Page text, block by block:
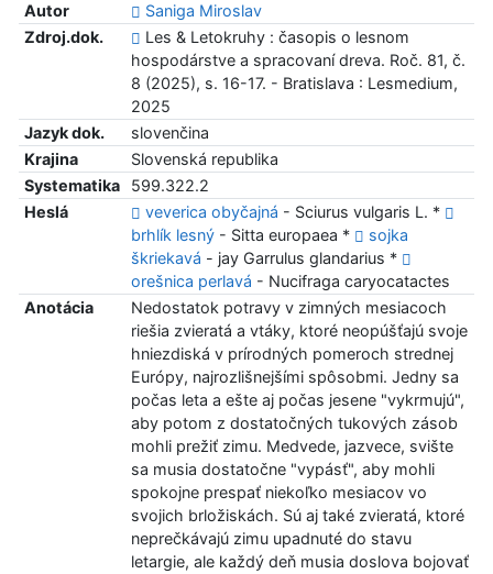
Autor
Saniga Miroslav
Zdroj.dok.
Les & Letokruhy : časopis o lesnom
hospodárstve a spracovaní dreva. Roč. 81, č.
8 (2025), s. 16-17. - Bratislava : Lesmedium,
2025
Jazyk dok.
slovenčina
Krajina
Slovenská republika
Systematika
599.322.2
Heslá
veverica obyčajná - Sciurus vulgaris L. *
brhlík lesný- Sitta europaea *
sojka
škriekavá - jay Garrulus glandarius *
orešnica perlavá - Nucifraga caryocatactes
Anotácia
Nedostatok potravy v zimných mesiacoch
riešia zvieratá a vtáky, ktoré neopúšťajú svoje
hniezdiská v prírodných pomeroch strednej
Európy, najrozlišnejšími spôsobmi. Jedny sa
počas leta a ešte aj počas jesene "vykrmujú",
aby potom z dostatočných tukových zásob
mohli prežiť zimu. Medvede, jazvece, svište
sa musia dostatočne "vypásť", aby mohli
spokojne prespať niekoľko mesiacov vo
svojich brložiskách. Sú aj také zvieratá, ktoré
neprečkávajú zimu upadnuté do stavu
letargie, ale každý deň musia doslova bojovať